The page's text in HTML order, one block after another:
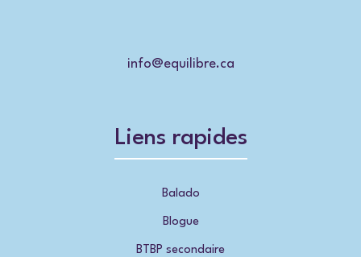
info@equilibre.ca
Liens rapides
Balado
Blogue
BTBP secondaire